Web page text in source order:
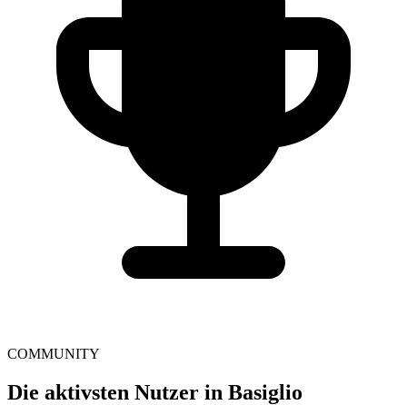
COMMUNITY
Die aktivsten Nutzer in Basiglio